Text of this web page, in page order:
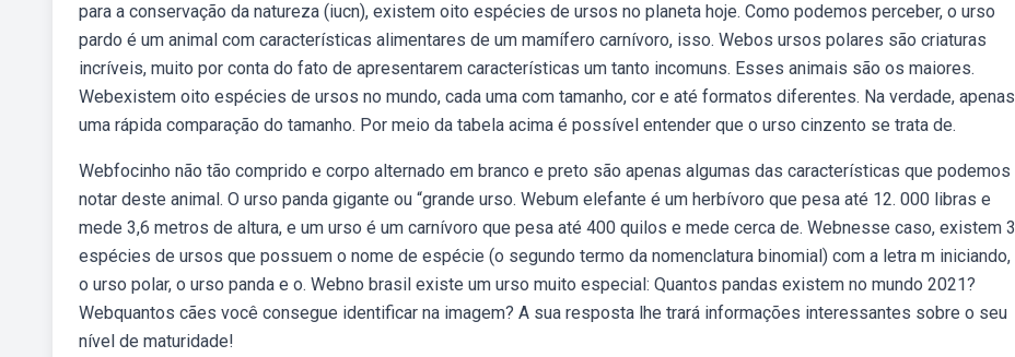
para a conservação da natureza (iucn), existem oito espécies de ursos no planeta hoje. Como podemos perceber, o urso
pardo é um animal com características alimentares de um mamífero carnívoro, isso. Webos ursos polares são criaturas
incríveis, muito por conta do fato de apresentarem características um tanto incomuns. Esses animais são os maiores.
Webexistem oito espécies de ursos no mundo, cada uma com tamanho, cor e até formatos diferentes. Na verdade, apenas
uma rápida comparação do tamanho. Por meio da tabela acima é possível entender que o urso cinzento se trata de.
Webfocinho não tão comprido e corpo alternado em branco e preto são apenas algumas das características que podemos
notar deste animal. O urso panda gigante ou “grande urso. Webum elefante é um herbívoro que pesa até 12. 000 libras e
mede 3,6 metros de altura, e um urso é um carnívoro que pesa até 400 quilos e mede cerca de. Webnesse caso, existem 3
espécies de ursos que possuem o nome de espécie (o segundo termo da nomenclatura binomial) com a letra m iniciando,
o urso polar, o urso panda e o. Webno brasil existe um urso muito especial: Quantos pandas existem no mundo 2021?
Webquantos cães você consegue identificar na imagem? A sua resposta lhe trará informações interessantes sobre o seu
nível de maturidade!